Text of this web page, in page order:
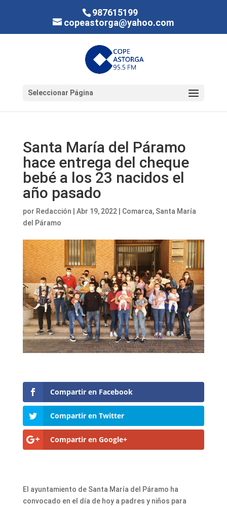
987615199
copeastorga@yahoo.com
Seleccionar Página
Santa María del Páramo
hace entrega del cheque
bebé a los 23 nacidos el
año pasado
por Redacción Abr 19, 2022| Comarca, Santa María
del Páramo
Compartir en Facebook
Compartir en Twitter
Compartir en Google+
El ayuntamiento de Santa María del Páramo ha
convocado en el día de hoy a padres y niños para